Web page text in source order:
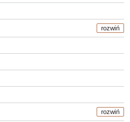
rozwiń
rozwiń